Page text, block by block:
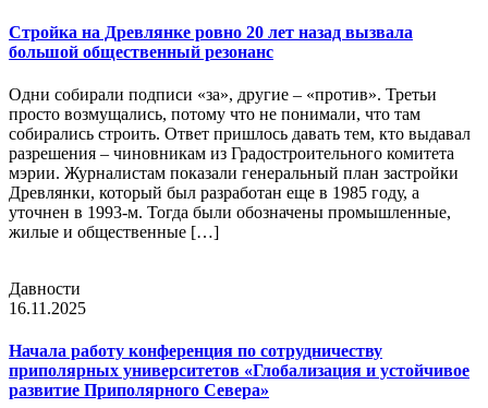
Стройка на Древлянке ровно 20 лет назад вызвала
большой общественный резонанс
Одни собирали подписи «за», другие – «против». Третьи
просто возмущались, потому что не понимали, что там
собирались строить. Ответ пришлось давать тем, кто выдавал
разрешения – чиновникам из Градостроительного комитета
мэрии. Журналистам показали генеральный план застройки
Древлянки, который был разработан еще в 1985 году, а
уточнен в 1993-м. Тогда были обозначены промышленные,
жилые и общественные […]
Давности
16.11.2025
Начала работу конференция по сотрудничеству
приполярных университетов «Глобализация и устойчивое
развитие Приполярного Севера»